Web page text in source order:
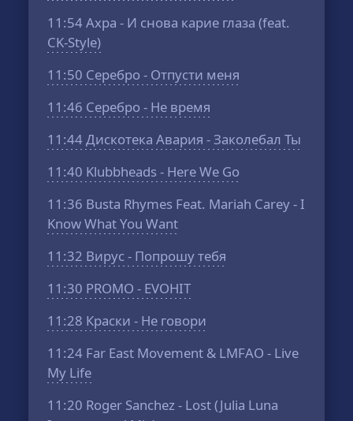
11:54Ахра - И снова карие глаза (feat.
CK-Style)
11:50 Серебро - Отпусти меня
11:46 Серебро - Не время
11:44Дискотека Авария - Заколебал Ты
11:40 Klubbheads - Here We Go
11:36 Busta Rhymes Feat. Mariah Carey - I
Know What You Want
11:32 Вирус - Попрошу тебя
11:30 PROMO - EVOHIT
11:28 Краски - Не говори
11:24 Far East Movement & LMFAO - Live
My Life
11:20 Roger Sanchez - Lost (Julia Luna